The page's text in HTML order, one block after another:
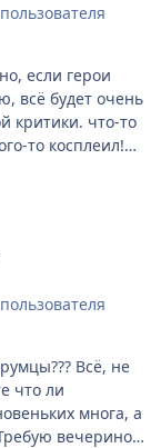
чтобы
хороший! И
ты изменишь
если герои
всё будет очень
критики. что-то
то косплеил!
Всё, не
что ли
многа, а
вечеринок,